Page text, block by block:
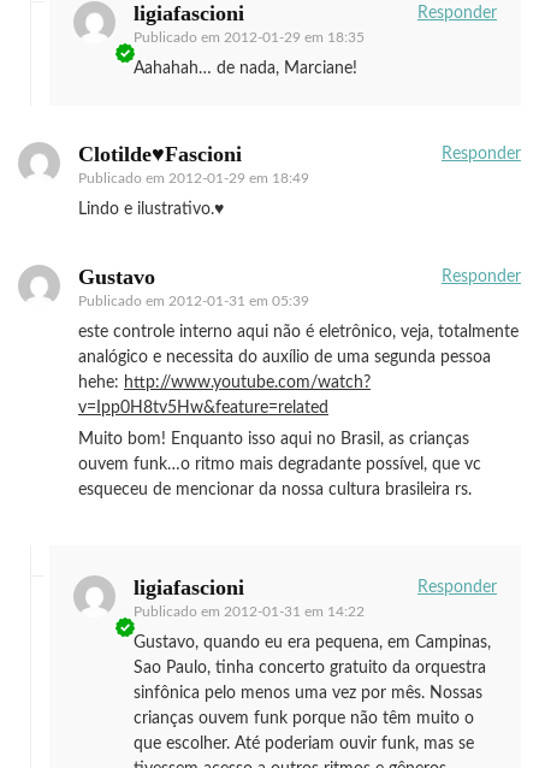
ligiafascioni
Publicado em 2012-01-29 em 18:35
Responder
Aahahah… de nada, Marciane!
Clotilde♥Fascioni
Publicado em 2012-01-29 em 18:49
Responder
Lindo e ilustrativo.♥
Gustavo
Publicado em 2012-01-31 em 05:39
Responder
este controle interno aqui não é eletrônico, veja, totalmente
analógico e necessita do auxílio de uma segunda pessoa
hehe: http://www.youtube.com/watch?
v=Ipp0H8tv5Hw&feature=related
Muito bom! Enquanto isso aqui no Brasil, as crianças
ouvem funk…o ritmo mais degradante possível, que vc
esqueceu de mencionar da nossa cultura brasileira rs.
ligiafascioni
Publicado em 2012-01-31 em 14:22
Responder
Gustavo, quando eu era pequena, em Campinas,
Sao Paulo, tinha concerto gratuito da orquestra
sinfônica pelo menos uma vez por mês. Nossas
crianças ouvem funk porque não têm muito o
que escolher. Até poderiam ouvir funk, mas se